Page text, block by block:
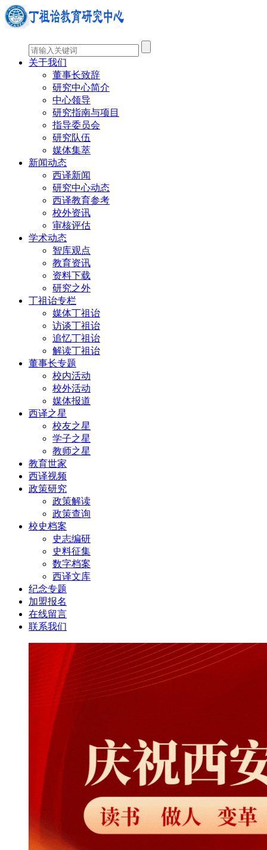
关于我们
董事长致辞
研究中心简介
中心领导
研究指南与项目
指导委员会
研究队伍
媒体集萃
新闻动态
西译新闻
研究中心动态
西译教育参考
校外资讯
审核评估
学术动态
智库观点
教育资讯
资料下载
研究之外
丁祖诒专栏
媒体丁祖诒
访谈丁祖诒
追忆丁祖诒
解读丁祖诒
董事长专题
校内活动
校外活动
媒体报道
西译之星
校友之星
学子之星
教师之星
教育世家
西译视频
政策研究
政策解读
政策查询
校史档案
史志编研
史料征集
数字档案
西译文库
纪念专题
加盟报名
在线留言
联系我们